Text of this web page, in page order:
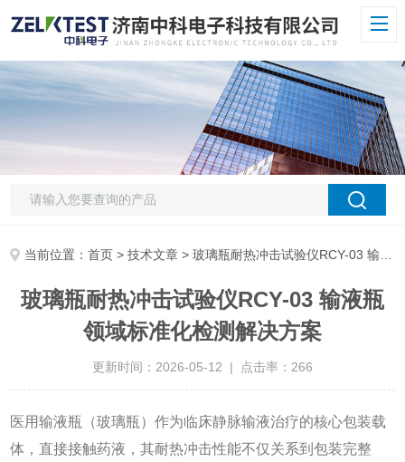
当前位置：首页 >技术文章 > 玻璃瓶耐热冲击试验仪RCY-03 输液瓶领域标准化检测解决方案
玻璃瓶耐热冲击试验仪RCY-03 输液瓶
领域标准化检测解决方案
更新时间：2026-05-12 | 点击率：266
医用输液瓶（玻璃瓶）作为临床静脉输液治疗的核心包装载
体，直接接触药液，其耐热冲击性能不仅关系到包装完整